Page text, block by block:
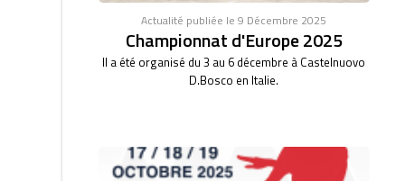
Actualité publiée le 9 Décembre 2025
Championnat d'Europe 2025
Il a été organisé du 3 au 6 décembre à Castelnuovo
D.Bosco en Italie.